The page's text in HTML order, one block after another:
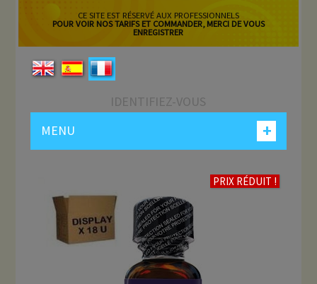
CE SITE EST RÉSERVÉ AUX PROFESSIONNELS
POUR VOIR NOS TARIFS ET COMMANDER, MERCI DE VOUS
ENREGISTRER
IDENTIFIEZ-VOUS
+
MENU
PRIX RÉDUIT !